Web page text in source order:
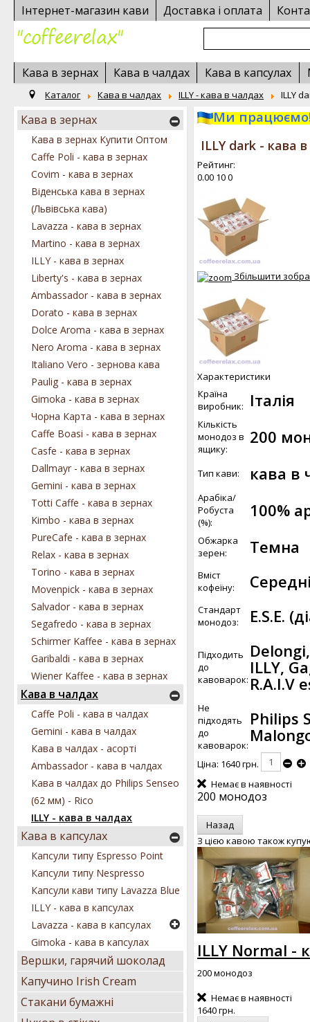
Інтернет-магазин кави Доставка і оплата
Кава в зернах Кава в чалдах Кава в капсулах
Каталог Кава в чалдах ILLY - кава в чалдах ILLY
Ми працюємо!
ILLY dark - кава
Рейтинг:
0.00 100
Збільшити
Характеристики
Країна
виробник:
Італія
Кількість
монодоз в
ящику:
200
Тип кави: кава в
Арабіка/
Робуста
(%):
100%
Обжарка
зерен:
Темна
Вміст
кофеїну:
Стандарт
монодоз:
E.S.E.
Підходить
до
кавоварок:
ILLY,
R.A.I.V
Не
підходять
до
кавоварок:
Philips
Ціна: 1640 грн.
Немає в наявності
200 монодоз
З цією кавою також
ILLY Normal -
200 монодоз
Немає в наявності
1640 грн.
Кава в зернах
Кава в зернах Купити Оптом
Caffe Poli - кава в зернах
Covim - кава в зернах
Віденська кава в зернах
(Львівська кава)
Lavazza - кава в зернах
Martino - кава в зернах
ILLY - кава в зернах
Liberty's - кава в зернах
Ambassador - кава в зернах
Dorato - кава в зернах
Dolce Aroma - кава в зернах
Nero Aroma - кава в зернах
Italiano Vero - зернова кава
Paulig - кава в зернах
Gimoka - кава в зернах
Чорна Карта - кава в зернах
Caffe Boasi - кава в зернах
Casfe - кава в зернах
Dallmayr - кава в зернах
Gemini - кава в зернах
Totti Caffe - кава в зернах
Kimbo - кава в зернах
PureCafe - кава в зернах
Relax - кава в зернах
Torino - кава в зернах
Movenpick - кава в зернах
Salvador - кава в зернах
Segafredo - кава в зернах
Schirmer Kaffee - кава в зернах
Garibaldi - кава в зернах
Wiener Kaffee - кава в зернах
Кава в чалдах
Caffe Poli - кава в чалдах
Gemini - кава в чалдах
Кава в чалдах - асорті
Ambassador - кава в чалдах
Кава в чалдах до Philips Senseo
(62 мм) - Rico
ILLY - кава в чалдах
Кава в капсулах
Капсули типу Espresso Point
Капсули типу Nespresso
Капсули кави типу Lavazza Blue
ILLY - кава в капсулах
Lavazza - кава в капсулах
Gimoka - кава в капсулах
Вершки, гарячий шоколад
Капучино Irish Cream
Стакани бумажні